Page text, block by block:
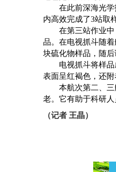
在此前深海光学拖
内高效完成了3站取
在第三站作业中，
品。在电视抓斗随
块硫化物样品，随后
电视抓斗将样品成
表面呈红褐色，还附
本航次第二、三航
老。它有助于科研
（记者 王晶）